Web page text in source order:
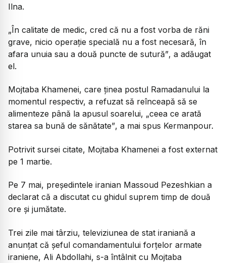
Ilna.
„În calitate de medic, cred că nu a fost vorba de răni
grave, nicio operație specială nu a fost necesară, în
afara unuia sau a două puncte de sutură”, a adăugat
el.
Mojtaba Khamenei, care ținea postul Ramadanului la
momentul respectiv, a refuzat să reînceapă să se
alimenteze până la apusul soarelui, „ceea ce arată
starea sa bună de sănătate”, a mai spus Kermanpour.
Potrivit sursei citate, Mojtaba Khamenei a fost externat
pe 1 martie.
Pe 7 mai, președintele iranian Massoud Pezeshkian a
declarat că a discutat cu ghidul suprem timp de două
ore și jumătate.
Trei zile mai târziu, televiziunea de stat iraniană a
anunțat că șeful comandamentului forțelor armate
iraniene, Ali Abdollahi, s-a întâlnit cu Mojtaba